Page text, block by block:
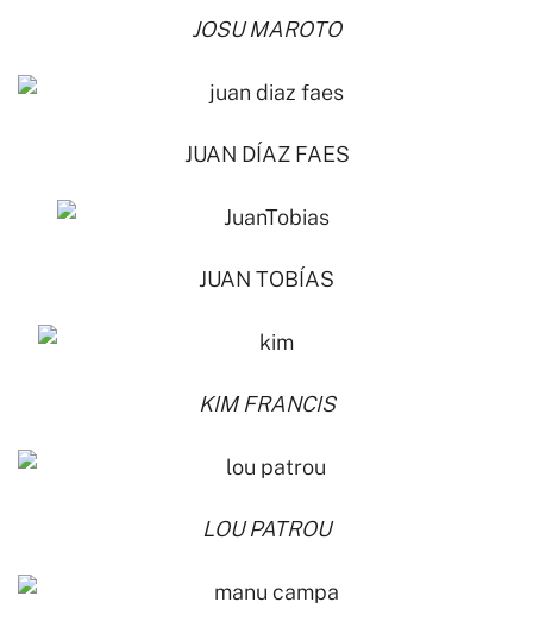
JOSU MAROTO
JUAN DÍAZ FAES
JUAN TOBÍAS
KIM FRANCIS
LOU PATROU